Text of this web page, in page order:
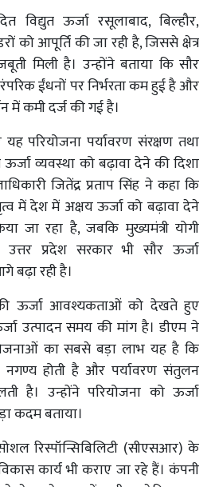
विद्युत ऊर्जा रसूलाबाद, बिल्हौर,
को आपूर्ति की जा रही है, जिससे क्षेत्र
मिली है। उन्होंने बताया कि सौर
ईंधनों पर निर्भरता कम हुई है और
में कमी दर्ज की गई है।
परियोजना पर्यावरण संरक्षण तथा
व्यवस्था को बढ़ावा देने की दिशा
जितेंद्र प्रताप सिंह ने कहा कि
में देश में अक्षय ऊर्जा को बढ़ावा देने
जा रहा है, जबकि मुख्यमंत्री योगी
प्रदेश सरकार भी सौर ऊर्जा
बढ़ा रही है।
ऊर्जा आवश्यकताओं को देखते हुए
उत्पादन समय की मांग है। डीएम ने
का सबसे बड़ा लाभ यह है कि
होती है और पर्यावरण संतुलन
है। उन्होंने परियोजना को ऊर्जा
कदम बताया।
सोशल रिस्पॉन्सिबिलिटी (सीएसआर) के
कार्य भी कराए जा रहे हैं। कंपनी